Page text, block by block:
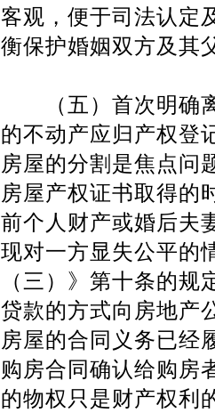
客观，便于司法认定
衡保护婚姻双方及其
（五）首次明确离
的不动产应归产权登
房屋的分割是焦点问
房屋产权证书取得的
前个人财产或婚后夫
现对一方显失公平的
（三）》第十条的
贷款的方式向房地产
房屋的合同义务已经
购房合同确认给购房
的物权只是财产权利